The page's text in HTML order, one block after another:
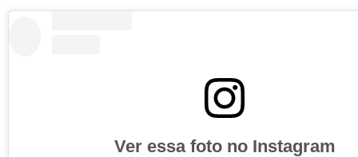
Ver essa foto no Instagram